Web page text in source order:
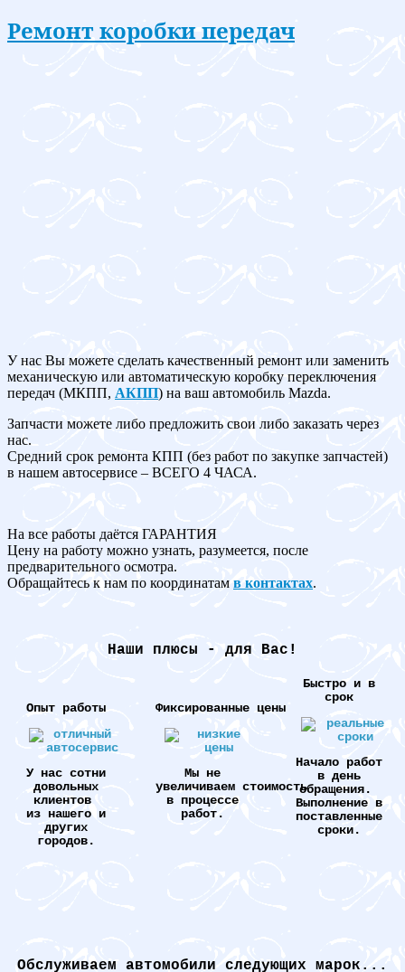
Ремонт коробки передач
У нас Вы можете сделать качественный ремонт или заменить
механическую или автоматическую коробку переключения
передач (МКПП, АКПП) на ваш автомобиль Mazda.
Запчасти можете либо предложить свои либо заказать через
нас.
Средний срок ремонта КПП (без работ по закупке запчастей)
в нашем автосервисе – ВСЕГО 4 ЧАСА.
На все работы даётся ГАРАНТИЯ
Цену на работу можно узнать, разумеется, после
предварительного осмотра.
Обращайтесь к нам по координатам в контактах.
Наши плюсы - для Вас!
Опыт работы
У нас сотни
довольных
клиентов
из нашего и
других
городов.
Фиксированные цены
Мы не
увеличиваем стоимость
в процессе
работ.
Быстро и в
срок
Начало работ
в день
обращения.
Выполнение в
поставленные
сроки.
Обслуживаем автомобили следующих марок...